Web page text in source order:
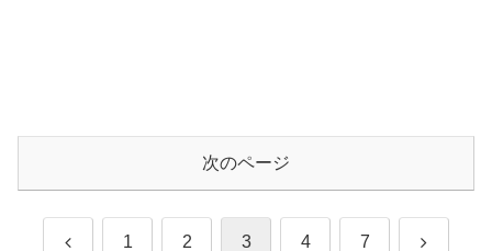
次のページ
前 1 2 3 4 7 次